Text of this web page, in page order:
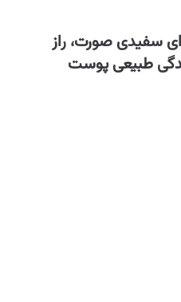
سفیدی صورت، راز
طبیعی پوست